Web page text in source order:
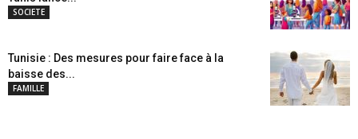
SOCIETE
Tunisie : Des mesures pour faire face à la
baisse des...
FAMILLE